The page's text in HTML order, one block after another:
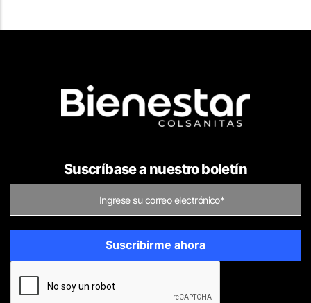
Suscríbase a nuestro boletín